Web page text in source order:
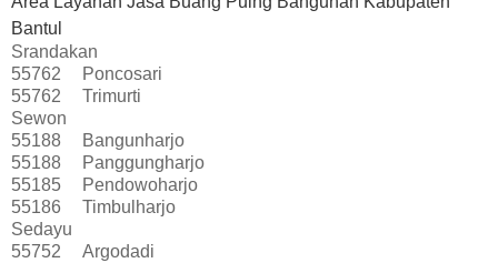
Bantul
Srandakan
55762
Poncosari
55762
Trimurti
Sewon
55188
Bangunharjo
55188
Panggungharjo
55185
Pendowoharjo
55186
Timbulharjo
Sedayu
55752
Argodadi